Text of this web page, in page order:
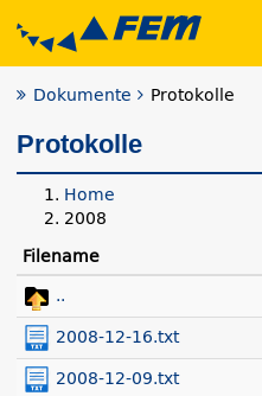
Dokumente Protokolle
Protokolle
Home
2008
Filename
..
2008-12-16.txt
2008-12-09.txt